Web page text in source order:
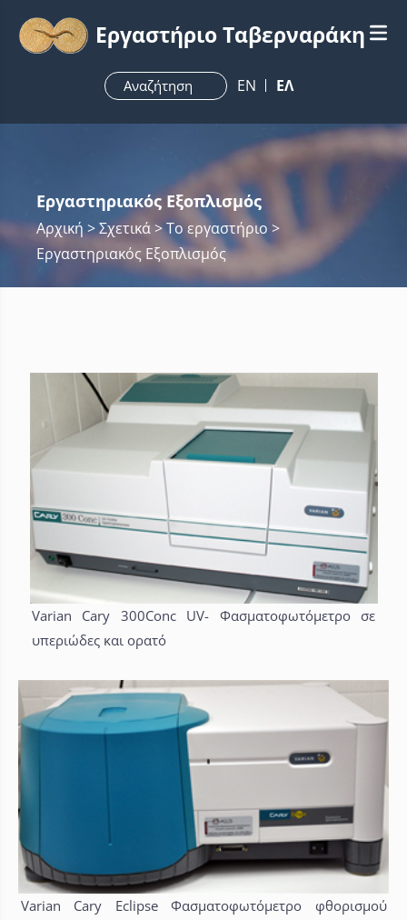
Εργαστήριο Ταβερναράκη
ΕN ΕΛ
Εργαστηριακός Εξοπλισμός
Αρχική> Σχετικά > Το εργαστήριο >
Εργαστηριακός Εξοπλισμός
Varian Cary 300Conc UV- Φασματοφωτόμετρο σε
υπεριώδες και ορατό
Varian Cary Eclipse Φασματοφωτόμετρο φθορισμού